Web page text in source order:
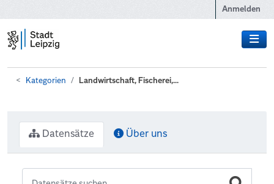
Anmelden
Kategorien Landwirtschaft, Fischerei,...
Datensätze Über uns